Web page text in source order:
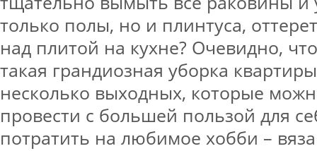
только полы, но и плинтуса,
над плитой на кухне? Очевидно,
такая грандиозная уборка
несколько выходных, которые
провести с большей пользой для
потратить на любимое хобби –